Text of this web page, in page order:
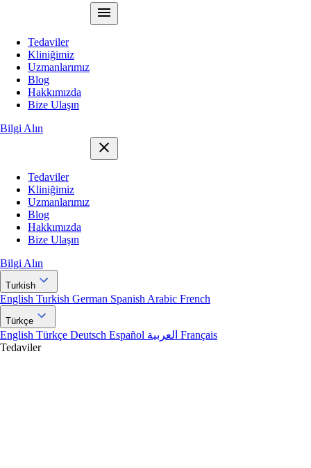
Tedaviler
Kliniğimiz
Uzmanlarımız
Blog
Hakkımızda
Bize Ulaşın
Bilgi Alın
Tedaviler
Kliniğimiz
Uzmanlarımız
Blog
Hakkımızda
Bize Ulaşın
Bilgi Alın
Turkish
English Turkish German Spanish Arabic French
Türkçe
English Türkçe Deutsch Español
Français
Tedaviler